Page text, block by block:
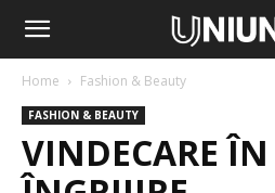
Home Fashion & Beauty
FASHION & BEAUTY
VINDECARE